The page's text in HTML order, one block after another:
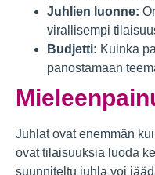
Juhlien luonne:
virallisempi
Budjetti: Kuinka
panostamaan
Juhlat ovat enemmän
ovat tilaisuuksia luoda
suunniteltu juhla voi